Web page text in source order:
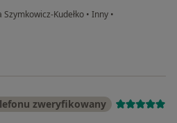
Kudełko • Inny •
zweryfikowany